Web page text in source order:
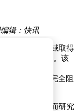
编辑：快讯
子电池安全领域取得
《自然·能源》。该
燃电解质
现了热失控的完全阻
建单一防线，而研究